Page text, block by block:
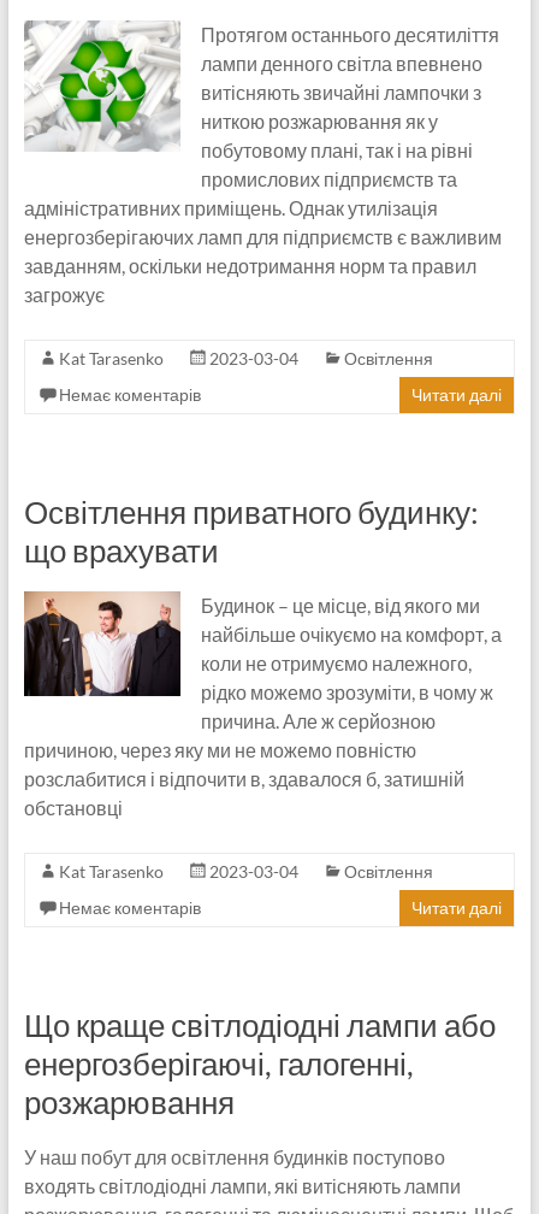
Протягом останнього десятиліття
лампи денного світла впевнено
витісняють звичайні лампочки з
ниткою розжарювання як у
побутовому плані, так і на рівні
промислових підприємств та
адміністративних приміщень. Однак утилізація
енергозберігаючих ламп для підприємств є важливим
завданням, оскільки недотримання норм та правил
загрожує
Kat Tarasenko 2023-03-04
Освітлення
Немає коментарів
Читати далі
Освітлення приватного будинку:
що врахувати
Будинок – це місце, від якого ми
найбільше очікуємо на комфорт, а
коли не отримуємо належного,
рідко можемо зрозуміти, в чому ж
причина. Але ж серйозною
причиною, через яку ми не можемо повністю
розслабитися і відпочити в, здавалося б, затишній
обстановці
Kat Tarasenko 2023-03-04
Освітлення
Немає коментарів
Читати далі
Що краще світлодіодні лампи або
енергозберігаючі, галогенні,
розжарювання
У наш побут для освітлення будинків поступово
входять світлодіодні лампи, які витісняють лампи